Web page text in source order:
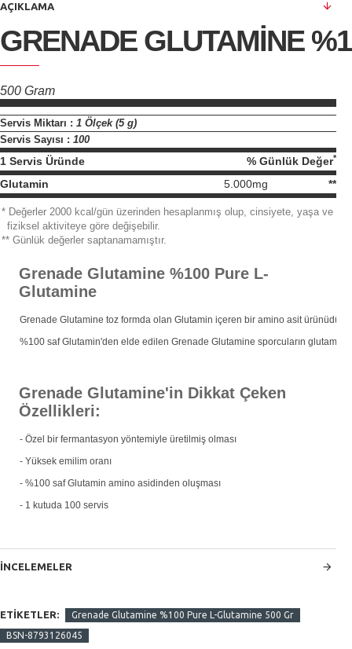
AÇIKLAMA
GRENADE GLUTAMINE
500 Gram
Servis Miktarı : 1 Ölçek (5 g)
Servis Sayısı : 100
1 Servis Üründe % Günlük Değer*
5.000mg **
Glutamin
*Değerler 2000 kcal/gün üzerinden hesaplanmış olup, cinsiyete, yaşa ve
fiziksel aktiviteye göre değişebilir.
**Günlük değerler saptanamamıştır.
Grenade Glutamine %100 Pure L-
Glutamine
Grenade Glutamine toz formda olan Glutamin içeren bir amino asit ürünüdür.
%100 saf Glutamin'den elde edilen Grenade Glutamine sporcuların glutamin
Grenade Glutamine'in Dikkat Çeken
Özellikleri:
- Özel bir fermantasyon yöntemiyle üretilmiş olması
- Yüksek emilim oranı
- %100 saf Glutamin amino asidinden oluşması
- 1 kutuda 100 servis
INCELEMELER
ETIKETLER: Grenade Glutamine %100 Pure L-Glutamine 500 Gr
BSN-8793126045